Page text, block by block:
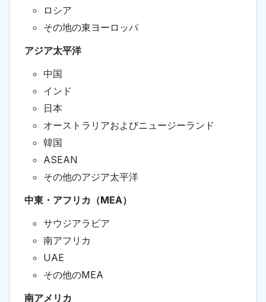
ロシア
その地の東ヨーロッパ
アジア太平洋
中国
インド
日本
オーストラリアおよびニュージーランド
韓国
ASEAN
その他のアジア太平洋
中東・アフリカ（MEA）
サウジアラビア
南アフリカ
UAE
その他のMEA
南アメリカ